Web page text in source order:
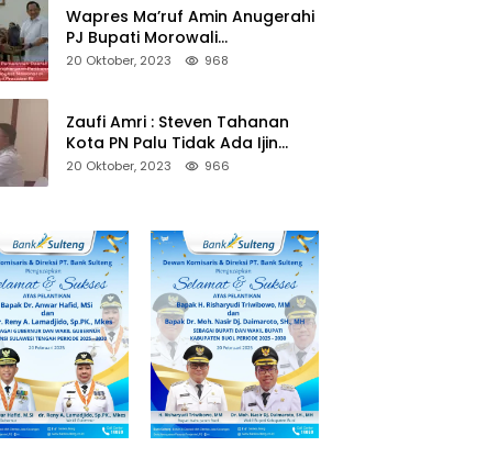
Wapres Ma’ruf Amin Anugerahi
PJ Bupati Morowali
Penghargaan Paritrana Award
20 Oktober, 2023 968
Zaufi Amri : Steven Tahanan
Kota PN Palu Tidak Ada Ijin
Keluar Kota
20 Oktober, 2023 966